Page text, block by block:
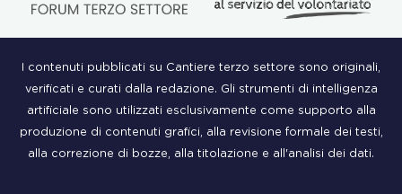
I contenuti pubblicati su Cantiere terzo settore sono originali,
verificati e curati dalla redazione. Gli strumenti di intelligenza
artificiale sono utilizzati esclusivamente come supporto alla
produzione di contenuti grafici, alla revisione formale dei testi,
alla correzione di bozze, alla titolazione e all'analisi dei dati.